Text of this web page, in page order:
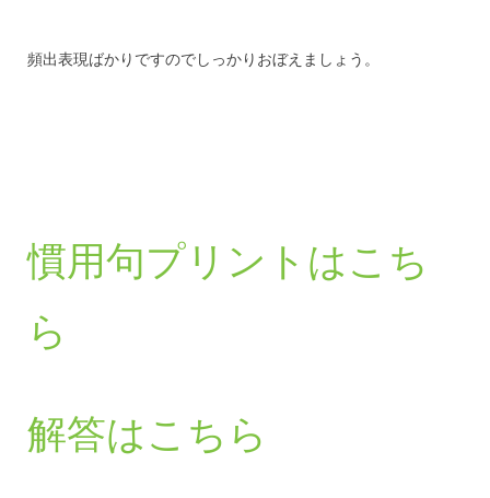
頻出表現ばかりですのでしっかりおぼえましょう。
慣用句プリントはこち
ら
解答はこちら